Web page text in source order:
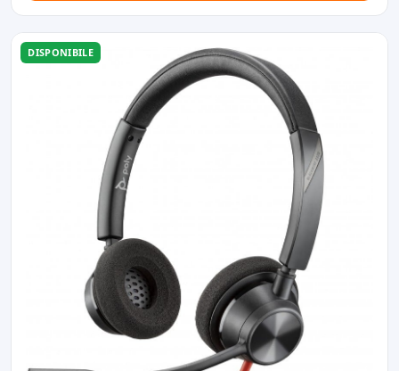
DISPONIBILE